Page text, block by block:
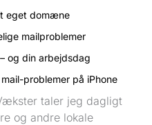
eget domæne
mailproblemer
og din arbejdsdag
problemer på iPhone
taler jeg dagligt
og andre lokale